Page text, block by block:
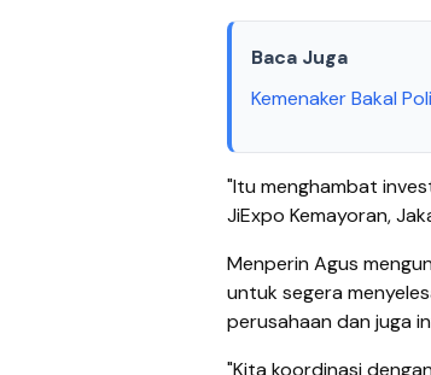
Baca Juga
Kemenaker Bakal
"Itu menghambat
JiExpo Kemayoran,
Menperin Agus
untuk segera
perusahaan dan juga
"Kita koordinasi